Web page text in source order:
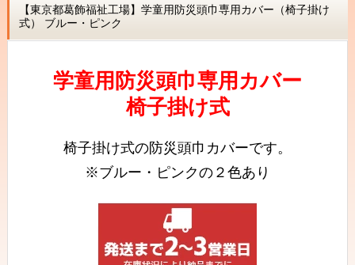
【東京都葛飾福祉工場】学童用防災頭巾専用カバー（椅子掛け
式） ブルー・ピンク
学童用防災頭巾専用カバー
椅子掛け式
椅子掛け式の防災頭巾カバーです。
※ブルー・ピンクの２色あり